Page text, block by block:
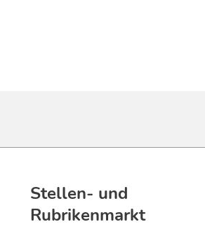
Stellen- und
Rubrikenmarkt